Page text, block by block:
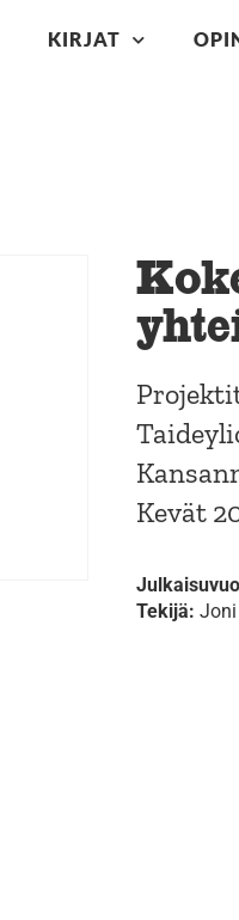
KIRJAT
Kevät
Tekijä:Joni